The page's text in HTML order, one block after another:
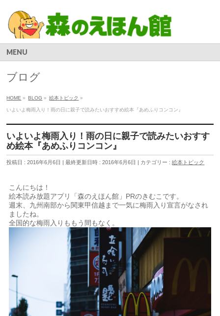
MENU
ブログ
HOME » BLOG » 絵本トピック »
いよいよ梅雨入り！雨の日に親子で読みたいおすすめ絵本『あめふりコンコン』
いよいよ梅雨入り！雨の日に親子で読みたいおすす
め絵本『あめふりコンコン』
投稿日 : 2016年6月6日 最終更新日時 : 2016年6月6日 カテゴリー :絵本トピック
こんにちは！
絵本読み放題アプリ「森のえほん館」PRのきむこです。
週末、九州南部から関東甲信越まで一気に梅雨入り宣言がなされ
ましたね。
全国的な梅雨入りももう間もなく。